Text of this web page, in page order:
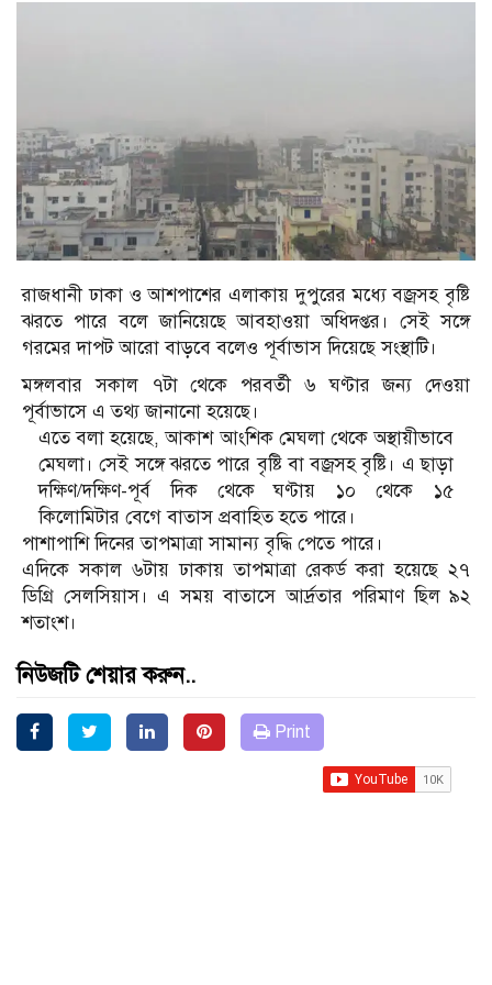
রাজধানী ঢাকা ও আশপাশের এলাকায় দুপুরের মধ্যে বজ্রসহ বৃষ্টি
ঝরতে পারে বলে জানিয়েছে আবহাওয়া অধিদপ্তর। সেই সঙ্গে
গরমের দাপট আরো বাড়বে বলেও পূর্বাভাস দিয়েছে সংস্থাটি।
মঙ্গলবার সকাল ৭টা থেকে পরবর্তী ৬ ঘণ্টার জন্য দেওয়া
পূর্বাভাসে এ তথ্য জানানো হয়েছে।
এতে বলা হয়েছে, আকাশ আংশিক মেঘলা থেকে অস্থায়ীভাবে
মেঘলা। সেই সঙ্গে ঝরতে পারে বৃষ্টি বা বজ্রসহ বৃষ্টি। এ ছাড়া
দক্ষিণ/দক্ষিণ-পূর্ব দিক থেকে ঘণ্টায় ১০ থেকে ১৫
কিলোমিটার বেগে বাতাস প্রবাহিত হতে পারে।
পাশাপাশি দিনের তাপমাত্রা সামান্য বৃদ্ধি পেতে পারে।
এদিকে সকাল ৬টায় ঢাকায় তাপমাত্রা রেকর্ড করা হয়েছে ২৭
ডিগ্রি সেলসিয়াস। এ সময় বাতাসে আর্দ্রতার পরিমাণ ছিল ৯২
শতাংশ।
নিউজটি শেয়ার করুন..
Print